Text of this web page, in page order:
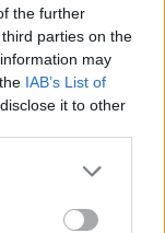
the further
parties on the
may
IAB’s List of
it to other
all’audio